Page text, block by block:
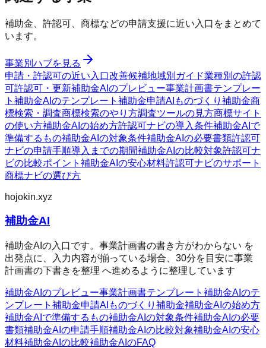
補助金、許認可、商標などの申請支援に近い入口をまとめて
います。
事業別ハブを見る
申請・許認可の近い入口改善候補地域別ガイド業種別の許認
可許認可・更新補助金AIのプレビュー事業計画書テンプレー
ト 補助金AIのテンプレート 補助金申請AI ものづくり補助金商
標検索・調査商標検索のやり方調査ツールの見方商標サイト
の使い方補助金AIの始め方許認可ナビの導入条件補助金AIで
準備するもの補助金AIの対象条件補助金AIの必要書類許認可
ナビの申請手順導入までの期間補助金AIの比較対象許認可ナ
ビの比較ポイント 補助金AIの安心材料許認可ナビのサポート
商標ナビの選び方
hojokin.xyz
補助金AI
補助金AIの入口です。事業計画書の書き方がわからない を
出発点に、入力内容が揃っている場合、30分を目安に事業
計画書の下書きを整理 へ進めるように整理しています
補助金AIのプレビュー事業計画書テンプレート 補助金AIのテ
ンプレート 補助金申請AI ものづくり補助金補助金AIの始め方
補助金AIで準備するもの補助金AIの対象条件補助金AIの必要
書類補助金AIの申請手順補助金AIの比較対象補助金AIの安心
材料補助金AIの比較補助金AIのFAQ